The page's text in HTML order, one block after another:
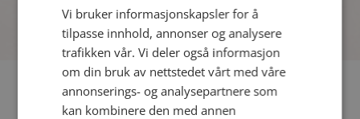
Fler single
Vi bruker informasjonskapsler for å
tilpasse innhold, annonser og analysere
trafikken vår. Vi deler også informasjon
om din bruk av nettstedet vårt med våre
annonserings- og analysepartnere som
kan kombinere den med annen